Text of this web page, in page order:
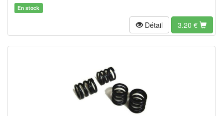
En stock
Détail 3.20 €